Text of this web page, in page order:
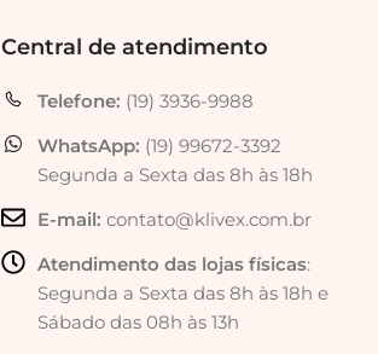
Central de atendimento
Telefone: (19) 3936-9988
WhatsApp: (19) 99672-3392
Segunda a Sexta das 8h às 18h
E-mail: contato@klivex.com.br
Atendimento das lojas físicas:
Segunda a Sexta das 8h às 18h e
Sábado das 08h às 13h